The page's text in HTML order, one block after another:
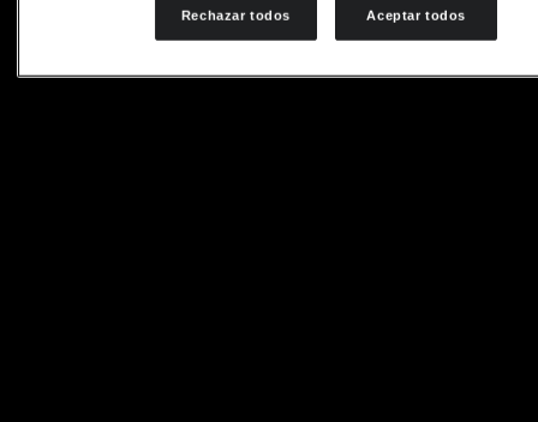
Rechazar todos Aceptar todos